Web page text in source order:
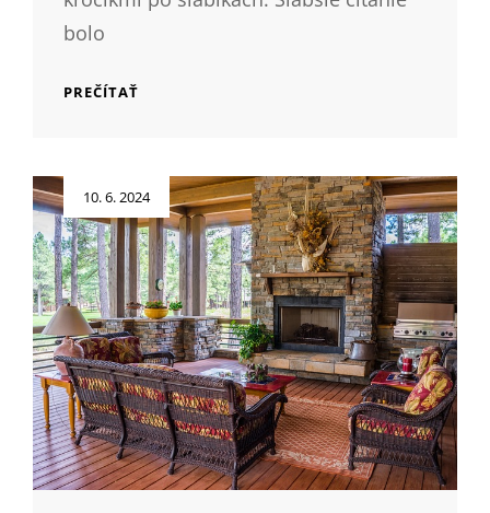
bolo
PREČÍTAŤ
ŠKOLE
Posted
on
10. 6. 2024